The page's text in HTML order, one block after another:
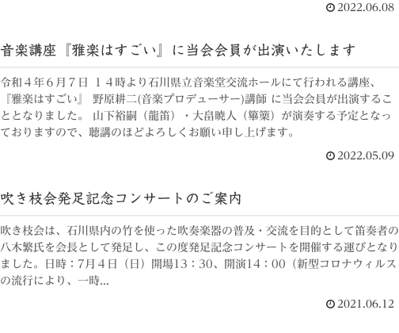
2022.06.08
音楽講座『雅楽はすごい』に当会会員が出演いたします
令和４年６月７日 １４時より石川県立音楽堂交流ホールにて行われる講座、
『雅楽はすごい』 野原耕二(音楽プロデューサー)講師 に当会会員が出演するこ
ととなりました。 山下裕嗣（龍笛）・大畠暁人（篳篥）が演奏する予定となっ
ておりますので、聴講のほどよろしくお願い申し上げます。
2022.05.09
吹き枝会発足記念コンサートのご案内
吹き枝会は、石川県内の竹を使った吹奏楽器の普及・交流を目的として笛奏者の
八木繁氏を会長として発足し、この度発足記念コンサートを開催する運びとなり
ました。日時：7月４日（日）開場13：30、開演14：00（新型コロナウィルス
の流行により、一時...
2021.06.12